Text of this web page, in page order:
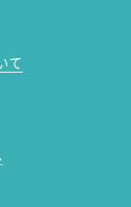
て